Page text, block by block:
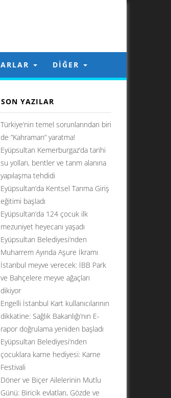
DIĞER
SON YAZILAR
Türkiye’nin temel sorunlarından biri
de ”Kahraman” yaratma!
Eyüpsultan Kemerburgaz’da tarihi
su yolları, bentler ve tarım alanına
yapılaşma tehdidi
Eyüpsultan’da Kentsel Tarıma Giriş
eğitimi başladı
Eyüpsultan’da 124 çocuk ilk
mezuniyet heyecanı yaşadı
Eyüpsultan Belediyesi’nden
Muharrem Ayında Aşure İkramı
İstanbul meyve verecek: İBB Park
ve Bahçelere meyve ağaçları
dikiyor
Engelli İstanbul Kart kullanıcılarının
dikkatine: Sağlık Bakanlığı’nın E-
rapor doğrulama yeniden başladı
Eyüpsultan Belediyesi’nden
çocuklara karne hediyesi: Karne
Festivali
Döner ve Biçer Ailelerinin Mutlu
Günü: Biricik evlatları, Gözde ve